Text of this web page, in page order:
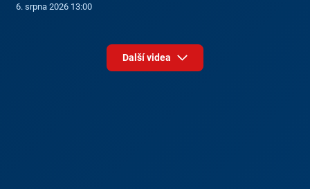
6. srpna 2026 13:00
Další videa